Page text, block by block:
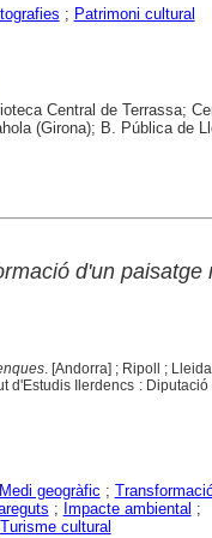
; Patrimoni cultural
Central de Terrassa;
(Girona); B. Pública de
d'un paisatge
. [Andorra] ; Ripoll ;
d'Estudis Ilerdencs :
Medi geogràfic ;
; Impacte ambiental ;
Turisme cultural